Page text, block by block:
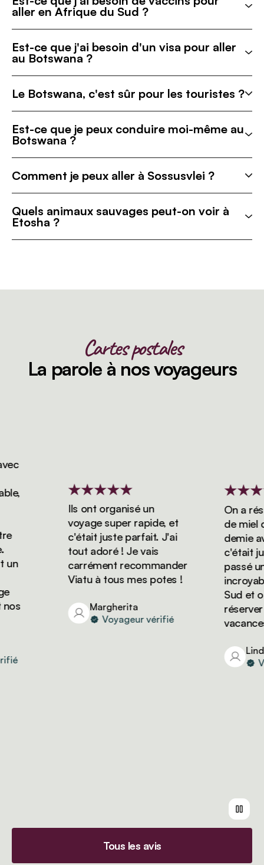
aller en Afrique du Sud ?
Est-ce que j'ai besoin d'un visa pour aller
au Botswana ?
Le Botswana, c'est sûr pour les touristes ?
Est-ce que je peux conduire moi-même au
Botswana ?
Comment je peux aller à Sossusvlei ?
Quels animaux sauvages peut-on voir à
Etosha ?
Cartes postales
La parole à nos voyageurs
Ils ont organisé un
voyage super rapide, et
c'était juste parfait. J'ai
tout adoré ! Je vais
carrément recommander
Viatu à tous mes potes !
Margherita
Voyageur vérifié
On a
de miel
demie
c'était
passé un
Sud et on
réserver
vacances
Linda
Tous les avis